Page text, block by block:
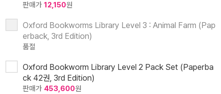
판매가 12,150원
Oxford Bookworms Library Level 3 : Animal Farm (Pap
erback, 3rd Edition)
품절
Oxford Bookworm Library Level 2 Pack Set (Paperba
ck 42권, 3rd Edition)
판매가 453,600원